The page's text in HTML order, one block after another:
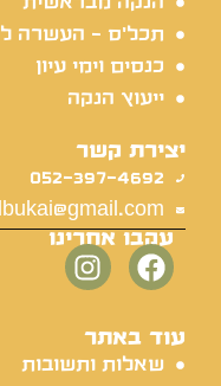
תכל'ס - העשרה
כנסים וימי עיון
ייעוץ הנקה
יצירת קשר
052-397-4692
עקבו אחרינו
עוד באתר
שאלות ותשובות